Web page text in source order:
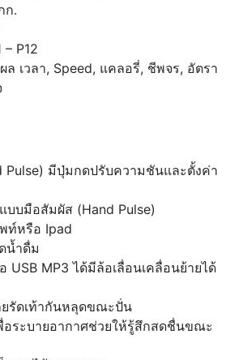
ก.
P12
ล เวลา, Speed, แคลอรี่, ชีพจร, อัตรา
Pulse) มีปุ่มกดปรับความชันและตั้งค่า
บบมือสัมผัส (Hand Pulse)
ท์หรือ Ipad
น้ำดื่ม
USB MP3 ได้มีล้อเลื่อนเคลื่อนย้ายได้
รัดเท้ากันหลุดขณะปั่น
อระบายอากาศช่วยให้รู้สึกสดชื่นขณะ